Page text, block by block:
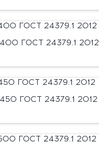
ГОСТ 24379.1 2012
ГОСТ 24379.1 2012